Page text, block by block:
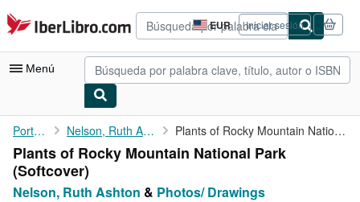
Pasar al contenido principal
IberLibro.com EUR
Preferencias
de
compra
del
Iniciar sesión
Menú
Mi cuenta
Consultar mis pedidos
Búsqueda avanzada
Portada Nelson, Ruth Ashton Plants of Rocky Mountain National Park
Plants of Rocky Mountain National Park
(Softcover)
Nelson, Ruth Ashton & Photos/ Drawings